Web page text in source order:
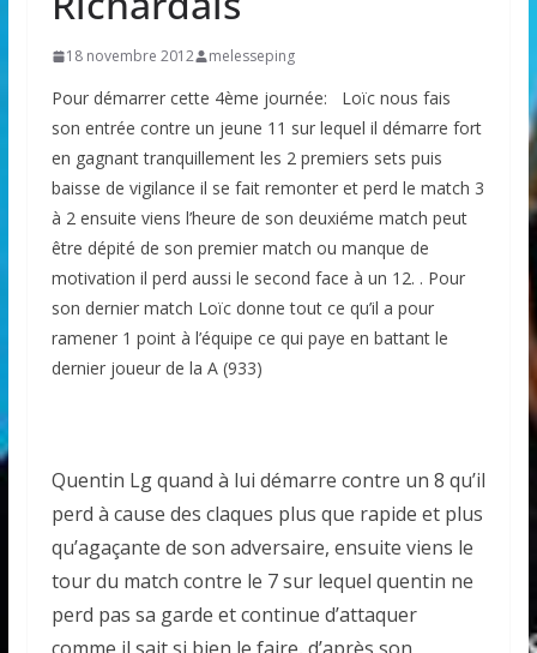
18 novembre 2012 melesseping
Pour démarrer cette 4ème journée: Loïc nous fais
son entrée contre un jeune 11 sur lequel il démarre fort
en gagnant tranquillement les 2 premiers sets puis
baisse de vigilance il se fait remonter et perd le match 3
à 2 ensuite viens l’heure de son deuxiéme match peut
être dépité de son premier match ou manque de
motivation il perd aussi le second face à un 12. . Pour
son dernier match Loïc donne tout ce qu’il a pour
ramener 1 point à l’équipe ce qui paye en battant le
dernier joueur de la A (933)
Quentin Lg quand à lui démarre contre un 8 qu’il
perd à cause des claques plus que rapide et plus
qu’agaçante de son adversaire, ensuite viens le
tour du match contre le 7 sur lequel quentin ne
perd pas sa garde et continue d’attaquer